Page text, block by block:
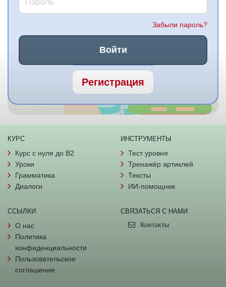
Забыли пароль?
Войти
Регистрация
КУРС
Курс с нуля до B2
Уроки
Грамматика
Диалоги
ИНСТРУМЕНТЫ
Тест уровня
Тренажёр артиклей
Тексты
ИИ-помощник
ССЫЛКИ
О нас
Политика
конфиденциальности
Пользовательское
соглашение
СВЯЗАТЬСЯ С НАМИ
Контакты